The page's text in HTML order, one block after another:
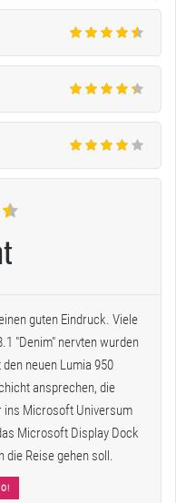
guten Eindruck. Viele
"Denim" nervten wurden
ansprechen, die
ins Microsoft Universum
Microsoft Display Dock
die Reise gehen soll.